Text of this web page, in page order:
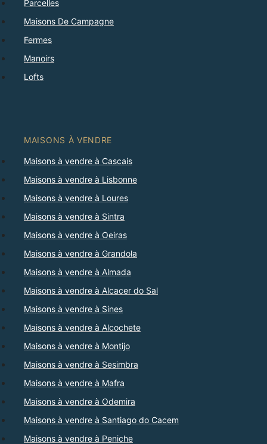
Parcelles
Maisons De Campagne
Fermes
Manoirs
Lofts
MAISONS À VENDRE
Maisons à vendre à Cascais
Maisons à vendre à Lisbonne
Maisons à vendre à Loures
Maisons à vendre à Sintra
Maisons à vendre à Oeiras
Maisons à vendre à Grandola
Maisons à vendre à Almada
Maisons à vendre à Alcacer do Sal
Maisons à vendre à Sines
Maisons à vendre à Alcochete
Maisons à vendre à Montijo
Maisons à vendre à Sesimbra
Maisons à vendre à Mafra
Maisons à vendre à Odemira
Maisons à vendre à Santiago do Cacem
Maisons à vendre à Peniche